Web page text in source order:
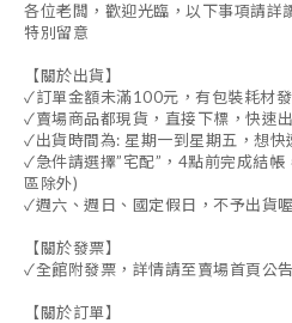
各位老闆，歡迎光臨，以下事項請詳
特別留意
【關於出貨】
✓訂單金額未滿100元，有包裝耗材
✓賣場商品都現貨，直接下標，快速
✓出貨時間為: 星期一到星期五，想
✓急件請選擇”宅配”，4點前完成結
區除外)
✓週六、週日、國定假日，不予出貨喔
【關於發票】
✓全館附發票，詳情請至賣場首頁公
【關於訂單】